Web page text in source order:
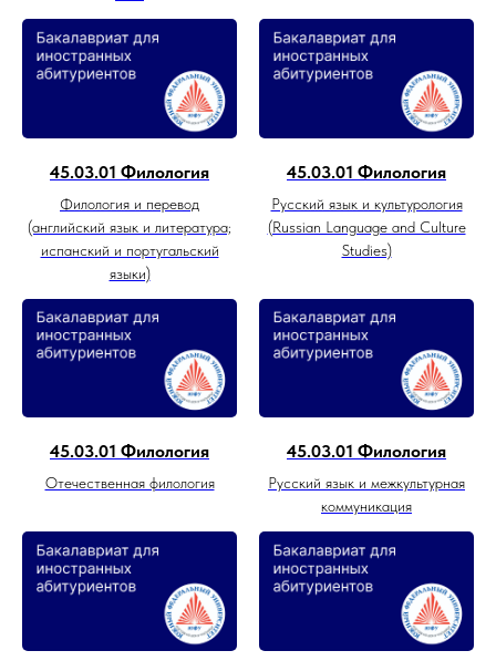
45.03.01 Филология
Филология и перевод
(английский язык и литература;
испанский и португальский
языки)
45.03.01 Филология
Русский язык и культурология
(Russian Language and Culture
Studies)
45.03.01 Филология
Отечественная филология
45.03.01 Филология
Русский язык и межкультурная
коммуникация